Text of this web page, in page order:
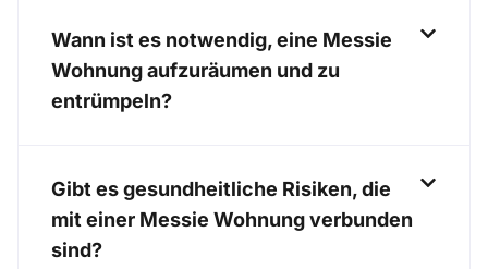
Wann ist es notwendig, eine Messie
Wohnung aufzuräumen und zu
entrümpeln?
Gibt es gesundheitliche Risiken, die
mit einer Messie Wohnung verbunden
sind?